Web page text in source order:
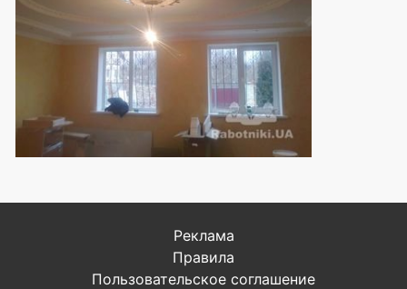
Реклама
Правила
Пользовательское соглашение